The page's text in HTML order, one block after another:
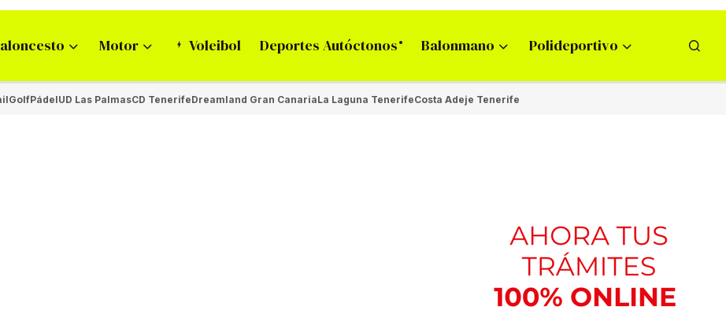
Motor Voleibol Deportes Autóctonos Balonmano Polideportivo
GolfPádelUD Las PalmasCD TenerifeDreamland Gran CanariaLa Laguna TenerifeCosta Adeje Tenerife